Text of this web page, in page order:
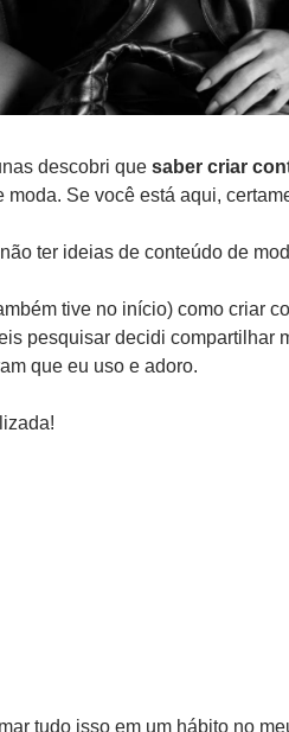
descobri que saber criar
Se você está aqui,
ter ideias de conteúdo de
tive no início) como criar
pesquisar decidi compartilhar
que eu uso e adoro.
tudo isso em um hábito no